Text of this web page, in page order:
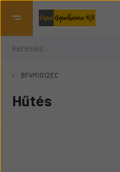
BF4M1012EC
Hűtés